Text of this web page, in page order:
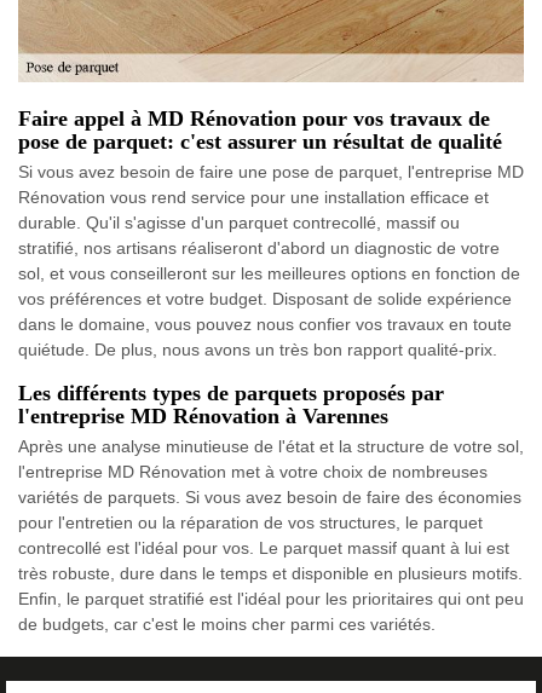
Faire appel à MD Rénovation pour vos travaux de
pose de parquet: c'est assurer un résultat de qualité
Si vous avez besoin de faire une pose de parquet, l'entreprise MD
Rénovation vous rend service pour une installation efficace et
durable. Qu'il s'agisse d'un parquet contrecollé, massif ou
stratifié, nos artisans réaliseront d'abord un diagnostic de votre
sol, et vous conseilleront sur les meilleures options en fonction de
vos préférences et votre budget. Disposant de solide expérience
dans le domaine, vous pouvez nous confier vos travaux en toute
quiétude. De plus, nous avons un très bon rapport qualité-prix.
Les différents types de parquets proposés par
l'entreprise MD Rénovation à Varennes
Après une analyse minutieuse de l'état et la structure de votre sol,
l'entreprise MD Rénovation met à votre choix de nombreuses
variétés de parquets. Si vous avez besoin de faire des économies
pour l'entretien ou la réparation de vos structures, le parquet
contrecollé est l'idéal pour vos. Le parquet massif quant à lui est
très robuste, dure dans le temps et disponible en plusieurs motifs.
Enfin, le parquet stratifié est l'idéal pour les prioritaires qui ont peu
de budgets, car c'est le moins cher parmi ces variétés.